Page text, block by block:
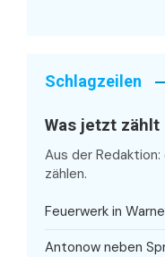
Schlagzeilen
Was jetzt zählt
Aus der
zählen.
Feuerwerk in
Antonow neben